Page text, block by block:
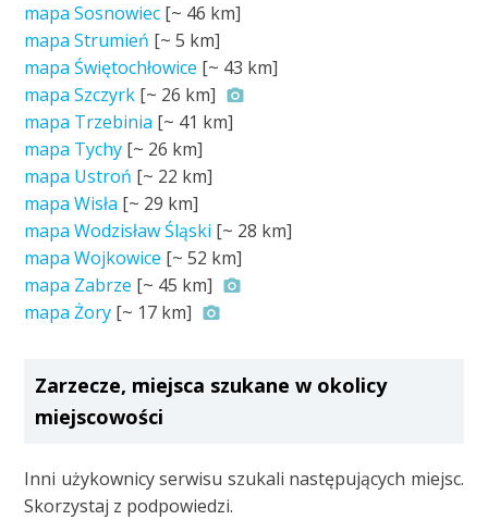
mapa Sosnowiec [~ 46 km]
mapa Strumień [~5 km]
mapa Świętochłowice [~ 43 km]
mapa Szczyrk [~ 26 km]
mapa Trzebinia [~ 41 km]
mapa Tychy [~ 26 km]
mapa Ustroń [~ 22 km]
mapa Wisła [~ 29 km]
mapa Wodzisław Śląski [~ 28 km]
mapa Wojkowice [~52 km]
mapa Zabrze [~ 45 km]
mapa Żory [~ 17 km]
Zarzecze, miejsca szukane w okolicy
miejscowości
Inni użykownicy serwisu szukali następujących miejsc.
Skorzystaj z podpowiedzi.